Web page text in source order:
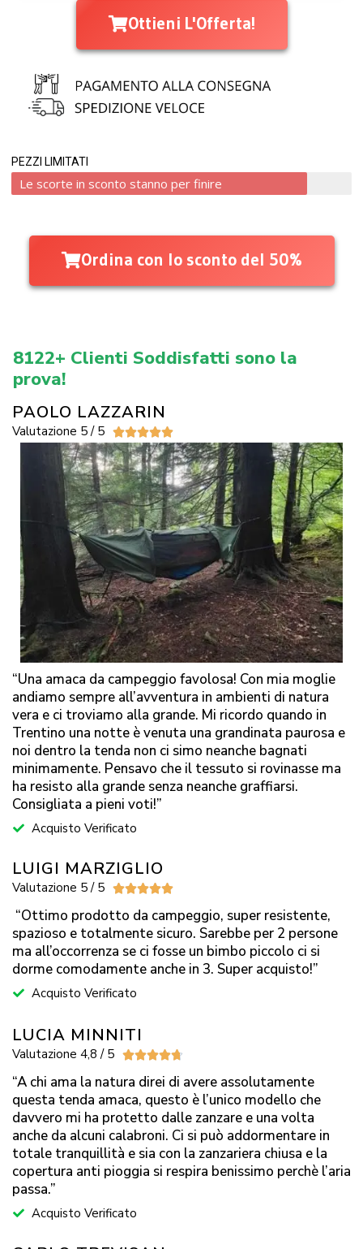
Ottieni L'Offerta!
PEZZI LIMITATI
Le scorte in sconto stanno per finire
Ordina con lo sconto del 50%
8122+ Clienti Soddisfatti sono la
prova!
PAOLO LAZZARIN
Valutazione 5 / 5 
“Una amaca da campeggio favolosa! Con mia moglie
andiamo sempre all’avventura in ambienti di natura
vera e ci troviamo alla grande. Mi ricordo quando in
Trentino una notte è venuta una grandinata paurosa e
noi dentro la tenda non ci simo neanche bagnati
minimamente. Pensavo che il tessuto si rovinasse ma
ha resisto alla grande senza neanche graffiarsi.
Consigliata a pieni voti!”
Acquisto Verificato
LUIGI MARZIGLIO
Valutazione 5 / 5 
“Ottimo prodotto da campeggio, super resistente,
spazioso e totalmente sicuro. Sarebbe per 2 persone
ma all’occorrenza se ci fosse un bimbo piccolo ci si
dorme comodamente anche in 3. Super acquisto!”
Acquisto Verificato
LUCIA MINNITI
Valutazione 4,8 / 5 
“A chi ama la natura direi di avere assolutamente
questa tenda amaca, questo è l’unico modello che
davvero mi ha protetto dalle zanzare e una volta
anche da alcuni calabroni. Ci si può addormentare in
totale tranquillità e sia con la zanzariera chiusa e la
copertura anti pioggia si respira benissimo perchè l’aria
passa.”
Acquisto Verificato